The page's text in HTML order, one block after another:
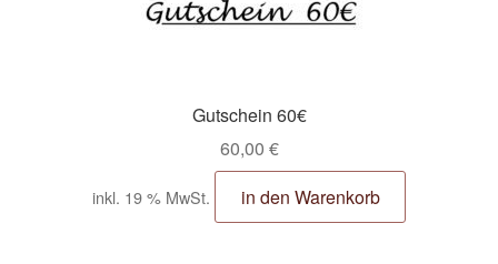
Gutschein 60€
60,00 €
inkl. 19 % MwSt. in den Warenkorb